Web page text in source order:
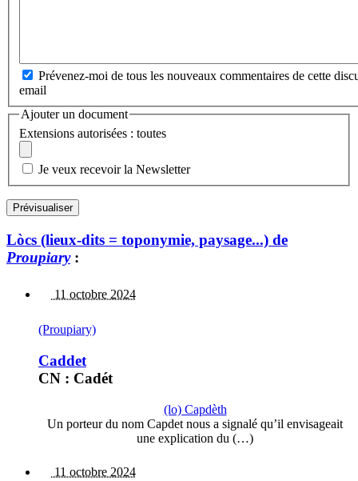
Prévenez-moi de tous les nouveaux commentaires de cette
email
Ajouter un document
Extensions autorisées : toutes
Je veux recevoir la Newsletter
Lòcs (lieux-dits = toponymie, paysage...) de
Proupiary:
11 octobre 2024
(Proupiary)
Caddet
CN : Cadét
(lo) Capdèth
Un porteur du nom Capdet nous a signalé qu’il envisageait
une explication du (…)
11 octobre 2024